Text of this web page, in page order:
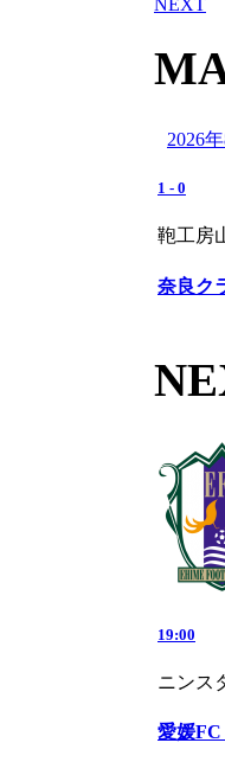
NEXT
2026
1 - 0
鞄工房
奈良ク
19:00
ニンス
愛媛FC